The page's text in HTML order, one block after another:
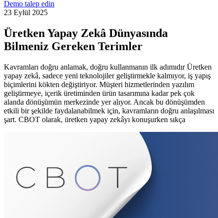
Demo talep edin
23 Eylül 2025
Üretken Yapay Zekâ Dünyasında
Bilmeniz Gereken Terimler
Kavramları doğru anlamak, doğru kullanmanın ilk adımıdır Üretken
yapay zekâ, sadece yeni teknolojiler geliştirmekle kalmıyor, iş yapış
biçimlerini kökten değiştiriyor. Müşteri hizmetlerinden yazılım
geliştirmeye, içerik üretiminden ürün tasarımına kadar pek çok
alanda dönüşümün merkezinde yer alıyor. Ancak bu dönüşümden
etkili bir şekilde faydalanabilmek için, kavramların doğru anlaşılması
şart. CBOT olarak, üretken yapay zekâyı konuşurken sıkça